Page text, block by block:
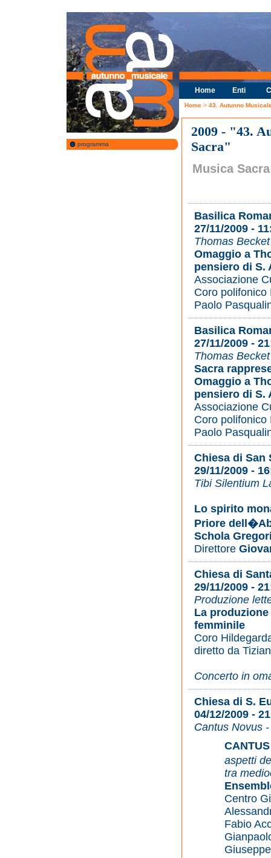
programma
Home Enti
Home > 43. Autunno
2009 - "43.
Sacra"
Musica
Basilica
27/11/2009 -
Thomas
Omaggio a
pensiero di S.
Associazione
Coro polifonico
Paolo
Basilica
27/11/2009 -
Thomas
Sacra
Omaggio a
pensiero di S.
Associazione
Coro polifonico
Paolo
Chiesa di San
29/11/2009 -
Tibi Silentium
Lo spirito
Priore
Schola
Direttore
Chiesa di
29/11/2009 -
Produzione
La
femminile
Coro
diretto da
Concerto in
Chiesa di S.
04/12/2009 -
Cantus Novus
aspetti
tra
Centro
Fabio